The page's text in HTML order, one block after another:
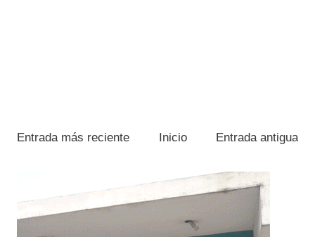
Entrada más reciente Entrada antigua
Inicio